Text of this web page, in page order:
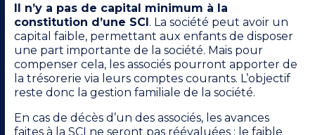
Il n’y a pas de capital minimum à la
constitution d’une SCI. La société peut avoir un
capital faible, permettant aux enfants de disposer
une part importante de la société. Mais pour
compenser cela, les associés pourront apporter de
la trésorerie via leurs comptes courants. L’objectif
reste donc la gestion familiale de la société.
En cas de décès d’un des associés, les avances
faites à la SCI ne seront pas réévaluées : le faible